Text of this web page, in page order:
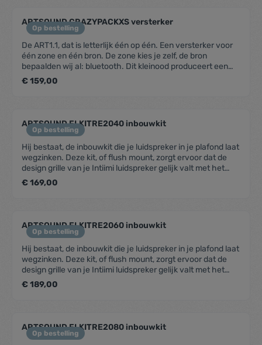
200 x 100 mm
Op bestelling
ARTSOUND CRAZYPACKXS versterker
De ART1.1, dat is letterlijk één op één. Een versterker voor
één zone en één bron. De zone kies je zelf, de bron
bepaalden wij al: bluetooth. Dit kleinood produceert een
verbluffend geluid. De combinatie met de FL30’s is ideaal
om elke kleine van voldoende klank te voorzien. In een wip
€ 159,00
Op bestelling
ARTSOUND FLKITRE2040 inbouwkit
Hij bestaat, de inbouwkit die je luidspreker in je plafond laat
wegzinken. Deze kit, of flush mount, zorgt ervoor dat de
design grille van je Intiimi luidspreker gelijk valt met het
oppervlak van je plafond. Anders gezegd, ze vormen één
lijn, sluiten naadloos op elkaar aan. Geen verschillen meer
gemakkelijke plaatsing. Met een onzichtbaar resultaat,
maar dat is net de bedoeling. Beschikbaar voor alle Intiimi
binnenwerk : 221,5 x 150,5 mm (h x b)Afmetingen : 330 x
260 x 14 mm (h x b x d)Geschikt voor : RE2040
€ 169,00
Op bestelling
ARTSOUND FLKITRE2060 inbouwkit
Hij bestaat, de inbouwkit die je luidspreker in je plafond laat
wegzinken. Deze kit, of flush mount, zorgt ervoor dat de
design grille van je Intiimi luidspreker gelijk valt met het
oppervlak van je plafond. Anders gezegd, ze vormen één
lijn, sluiten naadloos op elkaar aan. Geen verschillen meer
gemakkelijke plaatsing. Met een onzichtbaar resultaat,
maar dat is net de bedoeling. Beschikbaar voor alle Intiimi
€ 189,00
Op bestelling
ARTSOUND FLKITRE2080 inbouwkit